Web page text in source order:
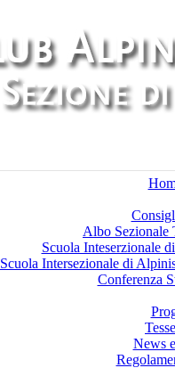
Albo Sezionale
Scuola Inteserzionale
Scuola Intersezionale di
Conferenza
News